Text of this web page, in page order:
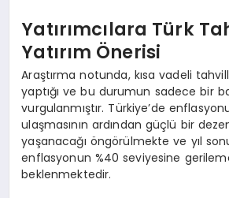
Yatırımcılara Türk
Yatırım Önerisi
Araştırma notunda, kısa vadeli
yaptığı ve bu durumun sadece bir
vurgulanmıştır. Türkiye’de
ulaşmasının ardından güçlü bir
yaşanacağı öngörülmekte ve yıl
enflasyonun %40 seviyesine
beklenmektedir.